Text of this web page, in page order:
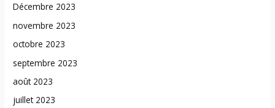
Décembre 2023
novembre 2023
octobre 2023
septembre 2023
août 2023
juillet 2023